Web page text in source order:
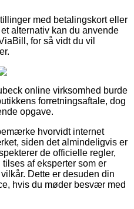
med betalingskort eller
alternativ kan du anvende
for så vidt du vil
online virksomhed burde
forretningsaftale, dog
opgave.
hvorvidt internet
siden det almindeligvis er
de officielle regler,
af eksperter som er
Dette er desuden din
hvis du møder besvær med